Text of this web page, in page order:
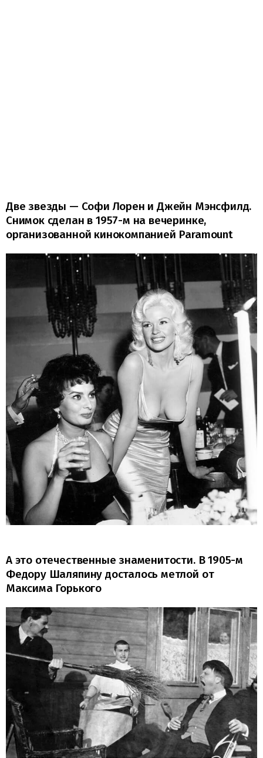
Две звезды — Софи Лорен и Джейн Мэнсфилд.
Снимок сделан в 1957-м на вечеринке,
организованной кинокомпанией Paramount
А это отечественные знаменитости. В 1905-м
Федору Шаляпину досталось метлой от
Максима Горького